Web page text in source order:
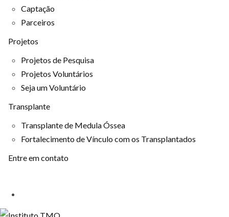
Captação
Parceiros
Projetos
Projetos de Pesquisa
Projetos Voluntários
Seja um Voluntário
Transplante
Transplante de Medula Óssea
Fortalecimento de Vínculo com os Transplantados
Entre em contato